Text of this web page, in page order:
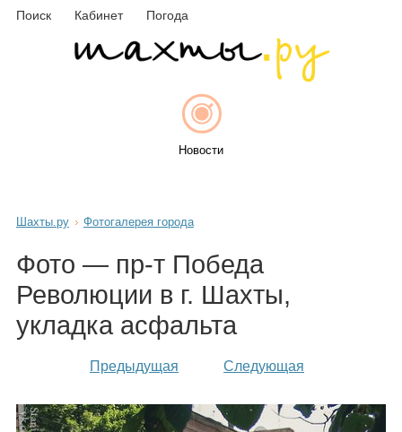
Поиск Кабинет Погода
Новости
Объявления
Каталог
Шахты.ру Фотогалерея города
Фото — пр-т Победа
Революции в г. Шахты,
укладка асфальта
Предыдущая Следующая